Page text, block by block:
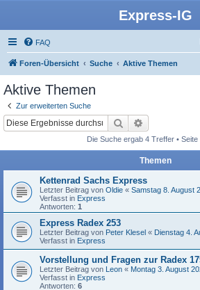
Express-IG
FAQ
Foren-Übersicht Suche Aktive Themen
Aktive Themen
Zur erweiterten Suche
Suche
Die Suche ergab 4 Treffer • Seite
Themen
Kettenrad Sachs Express
Letzter Beitrag von Oldie « Samstag 8. August
Verfasst in Express
Antworten: 1
Express Radex 253
Letzter Beitrag von Peter Klesel « Dienstag 4.
Verfasst in Express
Vorstellung und Fragen zur Radex
Letzter Beitrag von Leon « Montag 3. August
Verfasst in Express
Antworten: 6